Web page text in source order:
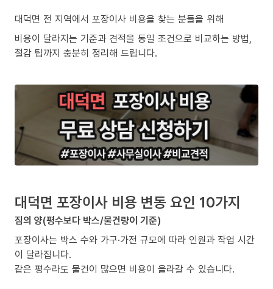
대덕면 전 지역에서 포장이사 비용을 찾는 분들을 위해
비용이 달라지는 기준과 견적을 동일 조건으로 비교하는 방법,
절감 팁까지 충분히 정리해 드립니다.
대덕면 포장이사 비용 변동 요인 10가지
짐의 양(평수보다 박스/물건량이 기준)
포장이사는 박스 수와 가구·가전 규모에 따라 인원과 작업 시간
이 달라집니다.
같은 평수라도 물건이 많으면 비용이 올라갈 수 있습니다.